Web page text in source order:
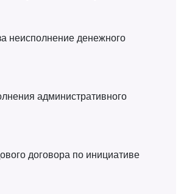
неисполнение денежного
административного
договора по инициативе